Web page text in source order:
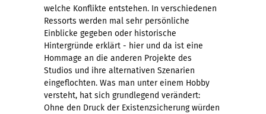
welche Konflikte entstehen. In verschiedenen
Ressorts werden mal sehr persönliche
Einblicke gegeben oder historische
Hintergründe erklärt - hier und da ist eine
Hommage an die anderen Projekte des
Studios und ihre alternativen Szenarien
eingeflochten. Was man unter einem Hobby
versteht, hat sich grundlegend verändert:
Ohne den Druck der Existenzsicherung würden